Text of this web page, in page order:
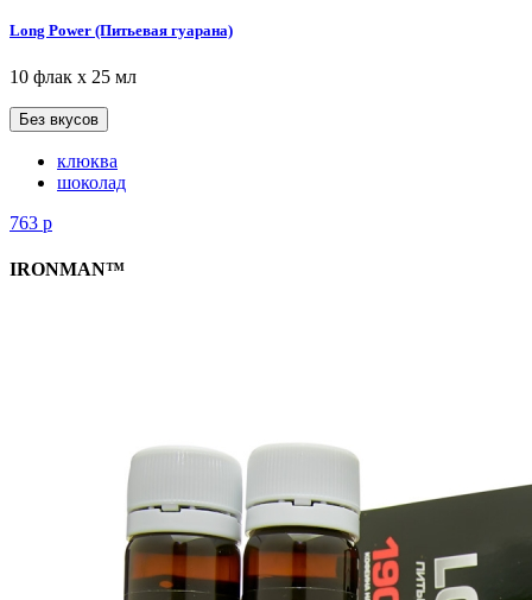
Long Power (Питьевая гуарана)
10 флак х 25 мл
Без вкусов
клюква
шоколад
763 р
IRONMAN™